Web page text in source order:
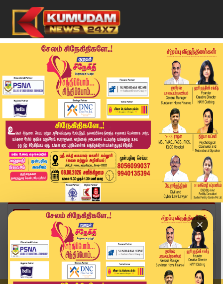
×
Home
வீடியோ ஸ்டோரி
மக்கள் தொகை அடிப்படையில் தொகுதி மறுசீரமைப்பை ஏற...